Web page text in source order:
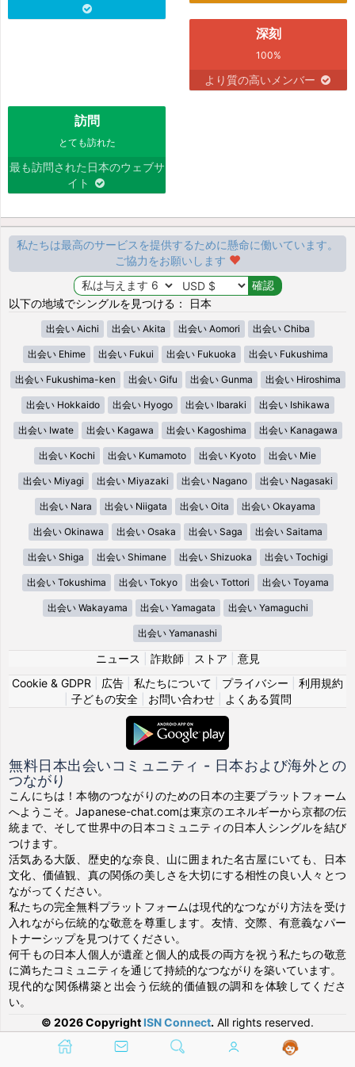
深刻
100%
より質の高いメンバー
訪問
とても訪れた
最も訪問された日本のウェブサ
イト
私たちは最高のサービスを提供するために懸命に働いています。
ご協力をお願いします
以下の地域でシングルを見つける： 日本
出会い Aichi 出会い Akita 出会い Aomori 出会い Chiba
出会い Ehime 出会い Fukui 出会い Fukuoka 出会い Fukushima
出会い Fukushima-ken 出会い Gifu 出会い Gunma 出会い Hiroshima
出会い Hokkaido 出会い Hyogo 出会い Ibaraki 出会い Ishikawa
出会い Iwate 出会い Kagawa 出会い Kagoshima 出会い Kanagawa
出会い Kochi 出会い Kumamoto 出会い Kyoto 出会い Mie
出会い Miyagi 出会い Miyazaki 出会い Nagano 出会い Nagasaki
出会い Nara 出会い Niigata 出会い Oita 出会い Okayama
出会い Okinawa 出会い Osaka 出会い Saga 出会い Saitama
出会い Shiga 出会い Shimane 出会い Shizuoka 出会い Tochigi
出会い Tokushima 出会い Tokyo 出会い Tottori 出会い Toyama
出会い Wakayama 出会い Yamagata 出会い Yamaguchi
出会い Yamanashi
ニュース 詐欺師 ストア
意見
Cookie & GDPR
広告 私たちについて プライバシー
利用規約
子どもの安全| お問い合わせ| よくある質問
無料日本出会いコミュニティ - 日本および海外との
つながり
こんにちは！本物のつながりのための日本の主要プラットフォーム
へようこそ。Japanese-chat.comは東京のエネルギーから京都の伝
統まで、そして世界中の日本コミュニティの日本人シングルを結び
つけます。
活気ある大阪、歴史的な奈良、山に囲まれた名古屋にいても、日本
文化、価値観、真の関係の美しさを大切にする相性の良い人々とつ
ながってください。
私たちの完全無料プラットフォームは現代的なつながり方法を受け
入れながら伝統的な敬意を尊重します。友情、交際、有意義なパー
トナーシップを見つけてください。
何千もの日本人個人が遺産と個人的成長の両方を祝う私たちの敬意
に満ちたコミュニティを通じて持続的なつながりを築いています。
現代的な関係構築と出会う伝統的価値観の調和を体験してくださ
い。
© 2026 Copyright ISN Connect. All rights reserved.